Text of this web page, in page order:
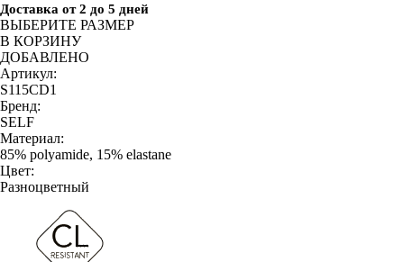
Доставка от 2 до 5 дней
ВЫБЕРИТЕ РАЗМЕР
В КОРЗИНУ
ДОБАВЛЕНО
Артикул:
S115CD1
Бренд:
SELF
Материал:
85% polyamide, 15% elastane
Цвет:
Разноцветный